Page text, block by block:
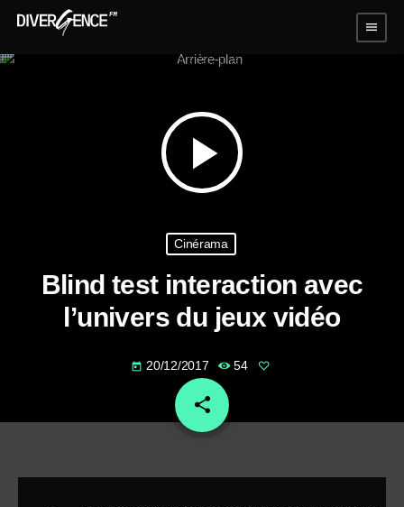
menu
play_arrow
Cinérama
Blind test interaction avec
l’univers du jeux vidéo
today 20/12/2017 54
share
email